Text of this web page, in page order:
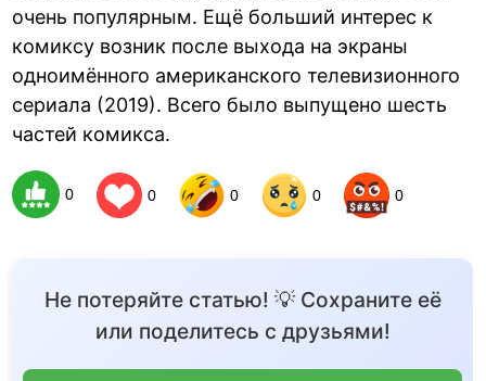
очень популярным. Ещё больший интерес к
комиксу возник после выхода на экраны
одноимённого американского телевизионного
сериала (2019). Всего было выпущено шесть
частей комикса.
0 0 0 0 0
Не потеряйте статью! 💡 Сохраните её
или поделитесь с друзьями!